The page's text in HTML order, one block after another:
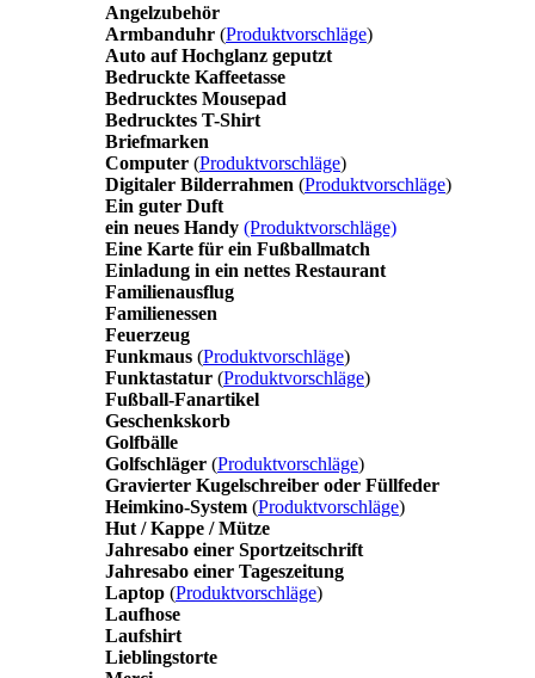
Angelzubehör
Armbanduhr (Produktvorschläge)
Auto auf Hochglanz geputzt
Bedruckte Kaffeetasse
Bedrucktes Mousepad
Bedrucktes T-Shirt
Briefmarken
Computer (Produktvorschläge)
Digitaler Bilderrahmen (Produktvorschläge)
Ein guter Duft
ein neues Handy (Produktvorschläge)
Eine Karte für ein Fußballmatch
Einladung in ein nettes Restaurant
Familienausflug
Familienessen
Feuerzeug
Funkmaus (Produktvorschläge)
Funktastatur (Produktvorschläge)
Fußball-Fanartikel
Geschenkskorb
Golfbälle
Golfschläger (Produktvorschläge)
Gravierter Kugelschreiber oder Füllfeder
Heimkino-System (Produktvorschläge)
Hut / Kappe / Mütze
Jahresabo einer Sportzeitschrift
Jahresabo einer Tageszeitung
Laptop (Produktvorschläge)
Laufhose
Laufshirt
Lieblingstorte